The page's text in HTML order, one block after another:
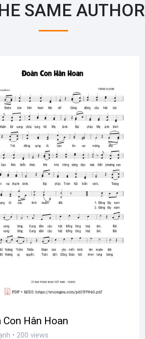
SAME AUTHOR
Hân Hoan
• 200 views